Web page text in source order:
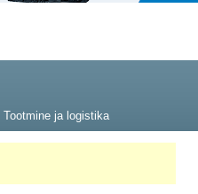
Tootmine ja logistika